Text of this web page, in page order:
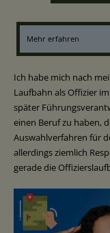
Ich habe mich nach
Laufbahn als Offizier
später
einen Beruf zu haben,
Auswahlverfahren für
allerdings ziemlich
gerade die
Mehr erfahren